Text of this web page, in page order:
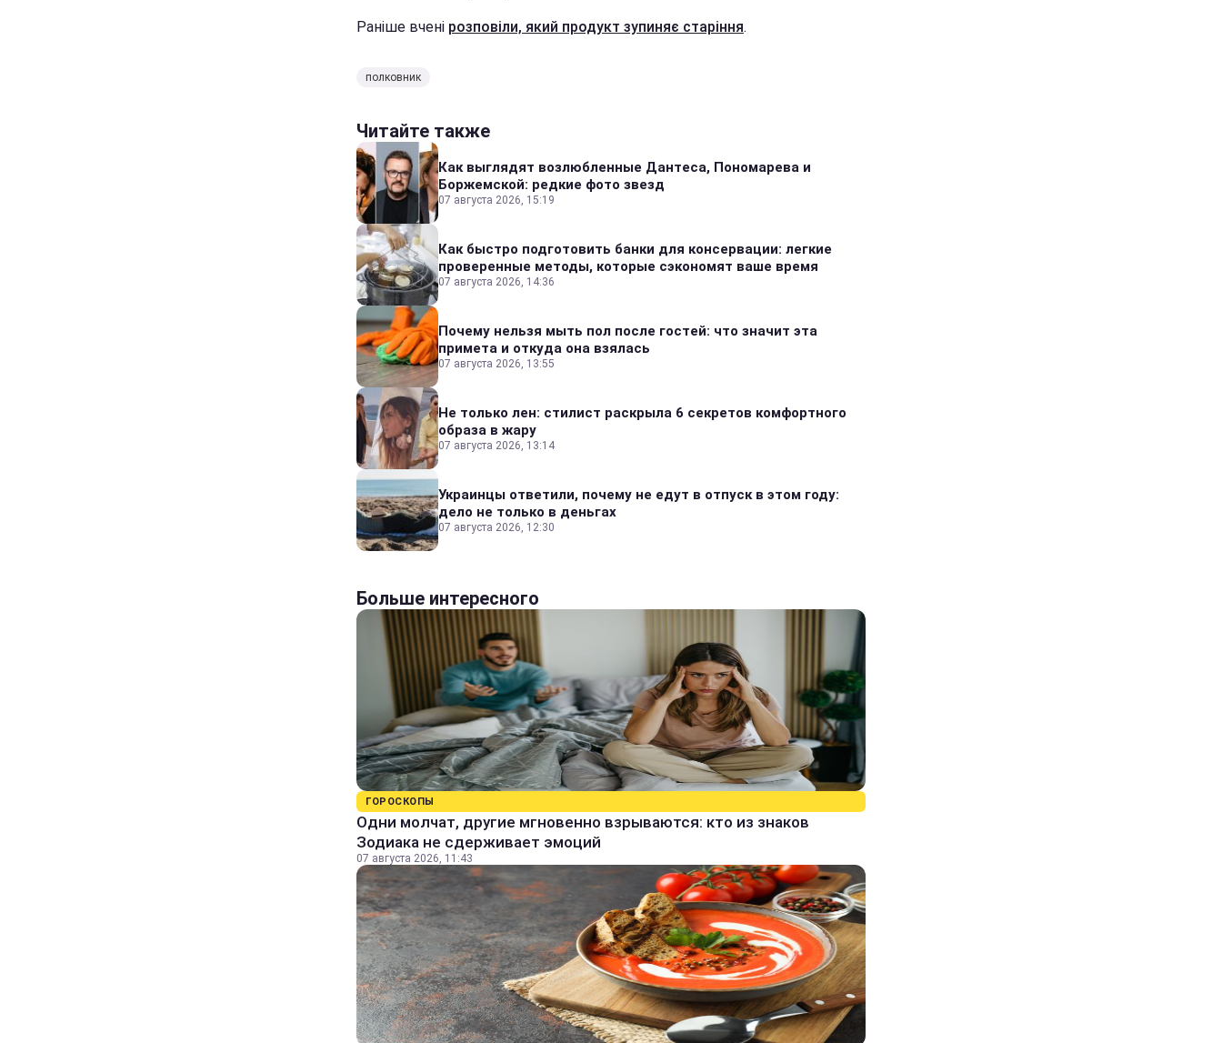
Раніше вчені розповіли, який продукт зупиняє старіння.
полковник
Читайте также
Как выглядят возлюбленные Дантеса, Пономарева и
Боржемской: редкие фото звезд
07 августа 2026, 15:19
Как быстро подготовить банки для консервации: легкие
проверенные методы, которые сэкономят ваше время
07 августа 2026, 14:36
Почему нельзя мыть пол после гостей: что значит эта
примета и откуда она взялась
07 августа 2026, 13:55
Не только лен: стилист раскрыла 6 секретов комфортного
образа в жару
07 августа 2026, 13:14
Украинцы ответили, почему не едут в отпуск в этом году:
дело не только в деньгах
07 августа 2026, 12:30
Больше интересного
ГОРОСКОПЫ
Одни молчат, другие мгновенно взрываются: кто из знаков
Зодиака не сдерживает эмоций
07 августа 2026, 11:43